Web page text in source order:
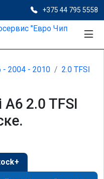
+375 44 795 5558
- 2004 - 2010
2.0 TFSI
2.0 TFSI